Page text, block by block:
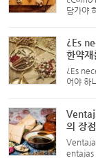
담가야
¿Es
한약재
¿Es
어야 하
의 장점
entajas